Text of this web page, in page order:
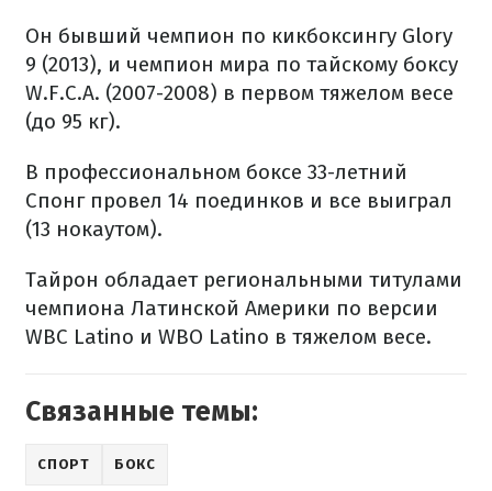
Он бывший чемпион по кикбоксингу Glory
9 (2013), и чемпион мира по тайскому боксу
W.F.C.A. (2007-2008) в первом тяжелом весе
(до 95 кг).
В профессиональном боксе 33-летний
Спонг провел 14 поединков и все выиграл
(13 нокаутом).
Тайрон обладает региональными титулами
чемпиона Латинской Америки по версии
WBC Latino и WBO Latino в тяжелом весе.
Связанные темы:
СПОРТ БОКС